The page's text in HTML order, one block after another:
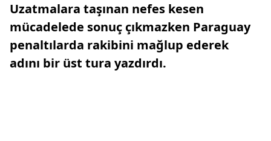
Uzatmalara taşınan nefes kesen
mücadelede sonuç çıkmazken Paraguay
penaltılarda rakibini mağlup ederek
adını bir üst tura yazdırdı.